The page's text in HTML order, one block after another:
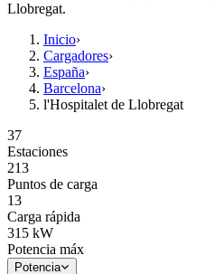
Llobregat.
Inicio›
Cargadores›
España›
Barcelona›
l'Hospitalet de Llobregat
37
Estaciones
213
Puntos de carga
13
Carga rápida
315 kW
Potencia máx
Potencia